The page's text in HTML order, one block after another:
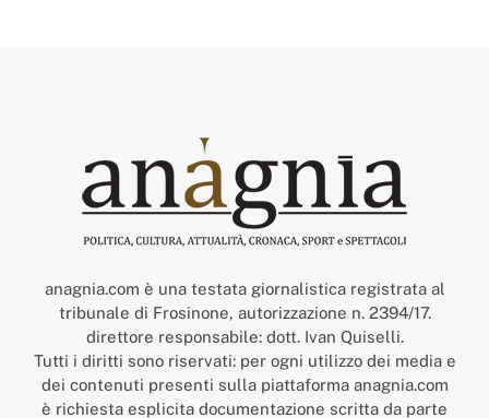
anagnia.com è una testata giornalistica registrata al
tribunale di Frosinone, autorizzazione n. 2394/17.
direttore responsabile: dott. Ivan Quiselli.
Tutti i diritti sono riservati: per ogni utilizzo dei media e
dei contenuti presenti sulla piattaforma anagnia.com
è richiesta esplicita documentazione scritta da parte